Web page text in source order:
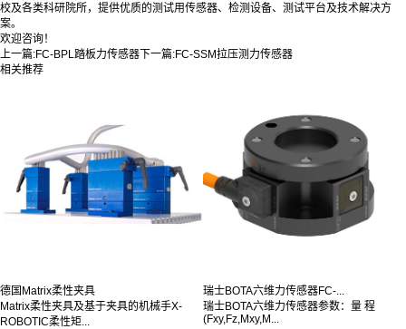
校及各类科研院所，提供优质的测试用传感器、检测设备、测试平台及技术解决方
案。
欢迎咨询！
上一篇:FC-BPL踏板力传感器 下一篇:FC-SSM拉压测力传感器
相关推荐
德国Matrix柔性夹具
Matrix柔性夹具及基于夹具的机械手X-
ROBOTIC柔性矩...
瑞士BOTA六维力传感器FC-...
瑞士BOTA六维力传感器参数：量 程
(Fxy,Fz,Mxy,M...